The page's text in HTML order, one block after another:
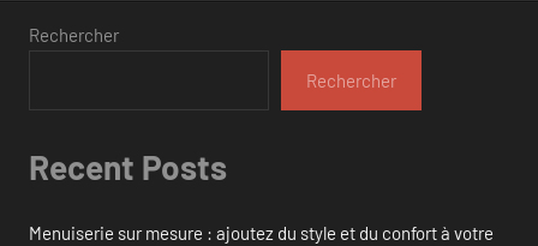
Rechercher
Rechercher
Recent Posts
Menuiserie sur mesure : ajoutez du style et du confort à votre